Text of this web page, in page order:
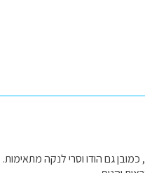
גם הודו וסרי לנקה מתאימות.